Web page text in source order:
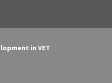
in VET